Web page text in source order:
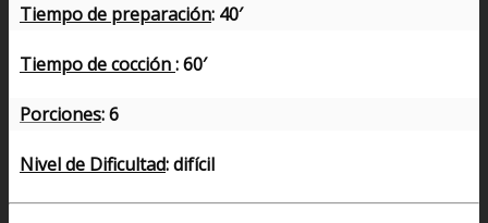
Tiempo de preparación: 40′
Tiempo de cocción: 60′
Porciones: 6
Nivel de Dificultad: difícil